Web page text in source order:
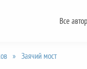
Все
» Заячий мост